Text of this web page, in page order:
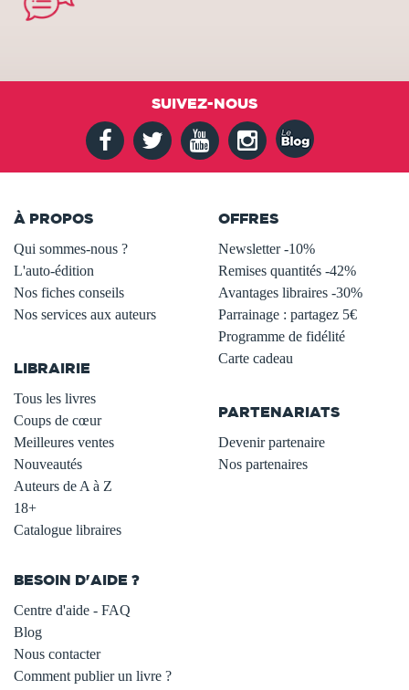
SUIVEZ-NOUS
À PROPOS
Qui sommes-nous ?
L'auto-édition
Nos fiches conseils
Nos services aux auteurs
LIBRAIRIE
Tous les livres
Coups de cœur
Meilleures ventes
Nouveautés
Auteurs de A à Z
18+
Catalogue libraires
OFFRES
Newsletter -10%
Remises quantités -42%
Avantages libraires -30%
Parrainage : partagez 5€
Programme de fidélité
Carte cadeau
PARTENARIATS
Devenir partenaire
Nos partenaires
BESOIN D'AIDE ?
Centre d'aide - FAQ
Blog
Nous contacter
Comment publier un livre ?